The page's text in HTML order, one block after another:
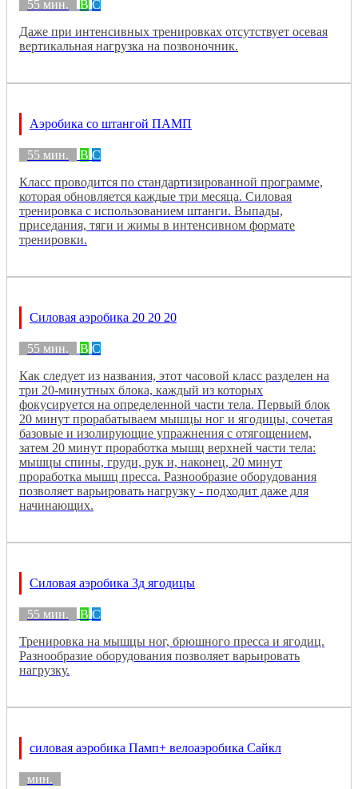
55 мин. B C
Даже при интенсивных тренировках отсутствует осевая
вертикальная нагрузка на позвоночник.
Аэробика со штангой ПАМП
55 мин. B C
Класс проводится по стандартизированной программе,
которая обновляется каждые три месяца. Силовая
тренировка с использованием штанги. Выпады,
приседания, тяги и жимы в интенсивном формате
тренировки.
Силовая аэробика 20 20 20
55 мин. B C
Как следует из названия, этот часовой класс разделен на
три 20-минутных блока, каждый из которых
фокусируется на определенной части тела. Первый блок
20 минут прорабатываем мышцы ног и ягодицы, сочетая
базовые и изолирующие упражнения с отягощением,
затем 20 минут проработка мышц верхней части тела:
мышцы спины, груди, рук и, наконец, 20 минут
проработка мышц пресса. Разнообразие оборудования
позволяет варьировать нагрузку - подходит даже для
начинающих.
Силовая аэробика 3д ягодицы
55 мин. B C
Тренировка на мышцы ног, брюшного пресса и ягодиц.
Разнообразие оборудования позволяет варьировать
нагрузку.
силовая аэробика Памп+ велоаэробика Сайкл
мин.